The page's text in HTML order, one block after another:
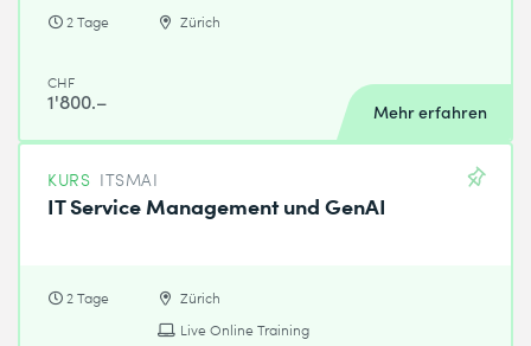
2 Tage Zürich
CHF
1'800.– Mehr erfahren
KURS ITSMAI
IT Service Management und GenAI
2 Tage
Zürich
Live Online Training